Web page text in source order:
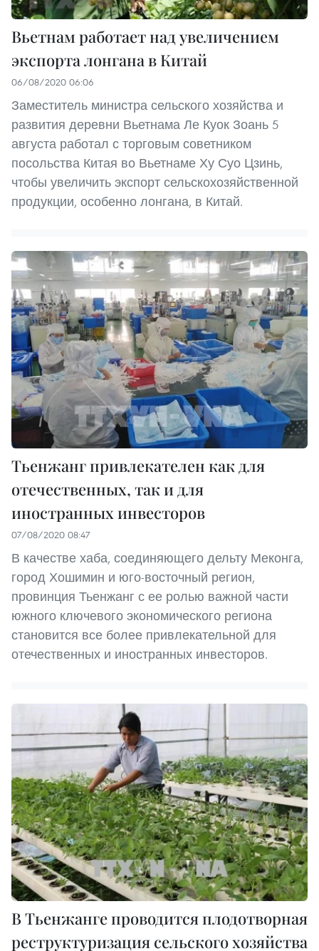
Вьетнам работает над увеличением
экспорта лонгана в Китай
06/08/2020 06:06
Заместитель министра сельского хозяйства и
развития деревни Вьетнама Ле Куок Зоань 5
августа работал с торговым советником
посольства Китая во Вьетнаме Ху Суо Цзинь,
чтобы увеличить экспорт сельскохозяйственной
продукции, особенно лонгана, в Китай.
Тьенжанг привлекателен как для
отечественных, так и для
иностранных инвесторов
07/08/2020 08:47
В качестве хаба, соединяющего дельту Меконга,
город Хошимин и юго-восточный регион,
провинция Тьенжанг с ее ролью важной части
южного ключевого экономического региона
становится все более привлекательной для
отечественных и иностранных инвесторов.
В Тьенжанге проводится плодотворная
реструктуризация сельского хозяйства